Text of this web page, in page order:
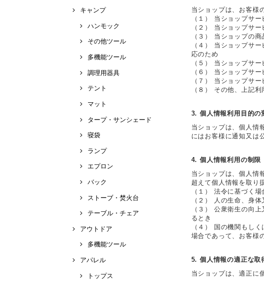
キャンプ
ハンモック
その他ツール
多機能ツール
調理用器具
テント
マット
タープ・サンシェード
寝袋
ランプ
エプロン
バック
ストーブ・焚火台
テーブル・チェア
アウトドア
多機能ツール
アパレル
トップス
当ショップは、お客様
（１） 当ショップサ
（２） 当ショップサ
（３） 当ショップの
（４） 当ショップサ
応のため
（５） 当ショップサ
（６） 当ショップサ
（７） 当ショップサ
（８） その他、上記
3. 個人情報利用目的の
当ショップは、個人情
にはお客様に通知又は
4. 個人情報利用の制限
当ショップは、個人情
超えて個人情報を取り
（１） 法令に基づく場
（２） 人の生命、身
（３） 公衆衛生の向
るとき
（４） 国の機関もし
場合であって、お客様
5. 個人情報の適正な取
当ショップは、適正に